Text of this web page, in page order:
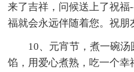
来了吉祥，问候送上了祝
福就会永远伴随着您。祝朋
10、元宵节，煮一碗
馅，用爱心煮熟，吃一个